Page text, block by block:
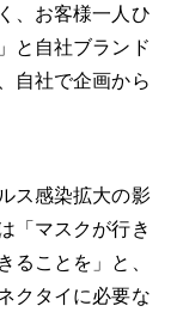
、お客様一人ひ
と自社ブランド
自社で企画から
ス感染拡大の影
「マスクが行き
ることを」と、
クタイに必要な